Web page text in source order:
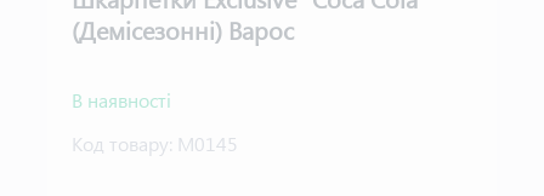
(Демісезонні) Варос
В наявності
Код товару: М0145